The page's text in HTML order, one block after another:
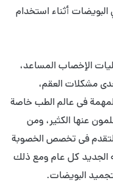
أثناء استخدام
الإخصاب المساعد،
مشكلات العقم،
فى عالم الطب خاصة
عنها الكثير، ومن
فى تخصص الخصوبة
الجديد كل عام ومع ذلك
البويضات.